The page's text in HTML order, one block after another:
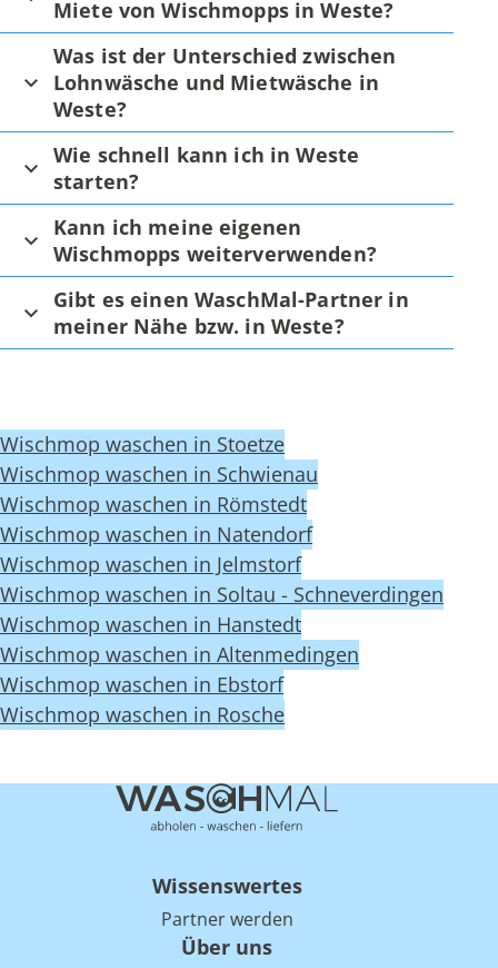
Miete von Wischmopps in Weste?
Was ist der Unterschied zwischen
Lohnwäsche und Mietwäsche in
Weste?
Wie schnell kann ich in Weste
starten?
Kann ich meine eigenen
Wischmopps weiterverwenden?
Gibt es einen WaschMal-Partner in
meiner Nähe bzw. in Weste?
Wischmop waschen in Stoetze
Wischmop waschen in Schwienau
Wischmop waschen in Römstedt
Wischmop waschen in Natendorf
Wischmop waschen in Jelmstorf
Wischmop waschen in Soltau - Schneverdingen
Wischmop waschen in Hanstedt
Wischmop waschen in Altenmedingen
Wischmop waschen in Ebstorf
Wischmop waschen in Rosche
Wissenswertes
Partner werden
Über uns